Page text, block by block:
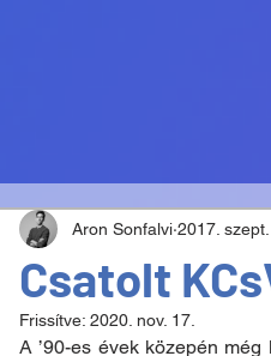
Csatolt
Aron Sonfalvi 2017. szept.
Frissítve: 2020. nov. 17.
A ’90-es évek közepén